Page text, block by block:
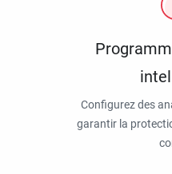
Configurez des
garantir la